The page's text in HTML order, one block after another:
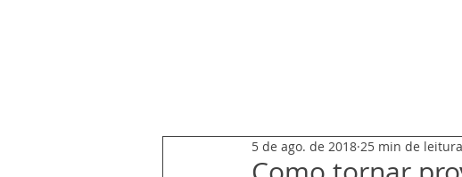
5 de ago. de 2018 25 min de leitura